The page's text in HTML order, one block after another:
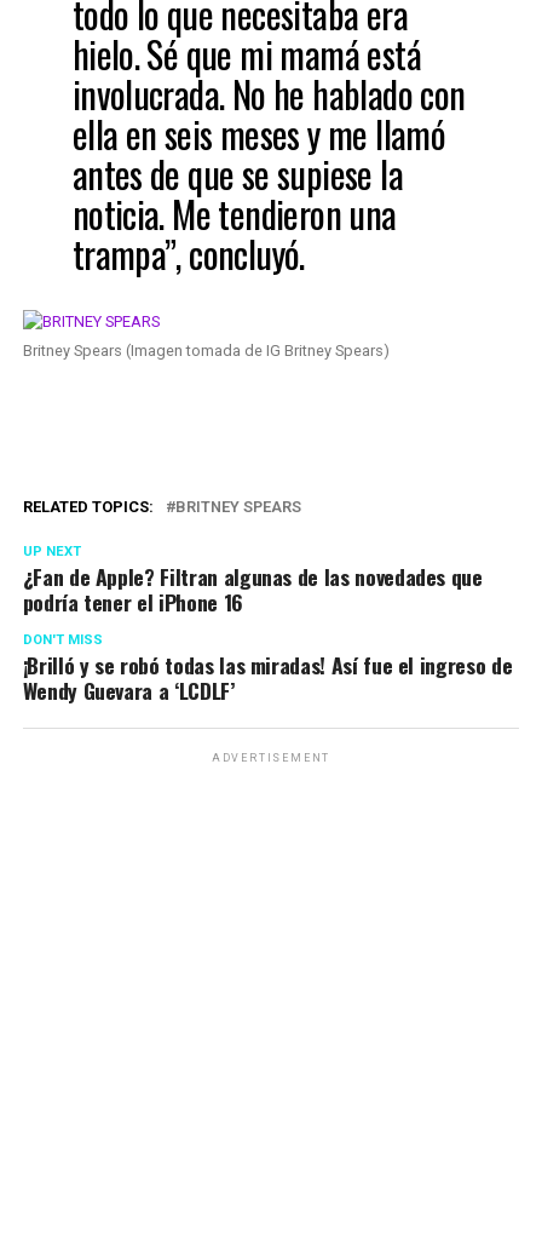
todo lo que necesitaba era
hielo. Sé que mi mamá está
involucrada. No he hablado con
ella en seis meses y me llamó
antes de que se supiese la
noticia. Me tendieron una
trampa”, concluyó.
Britney Spears (Imagen tomada de IG Britney Spears)
RELATED TOPICS: BRITNEY SPEARS
UP NEXT
¿Fan de Apple? Filtran algunas de las novedades que
podría tener el iPhone 16
DON'T MISS
¡Brilló y se robó todas las miradas! Así fue el ingreso de
Wendy Guevara a ‘LCDLF’
ADVERTISEMENT